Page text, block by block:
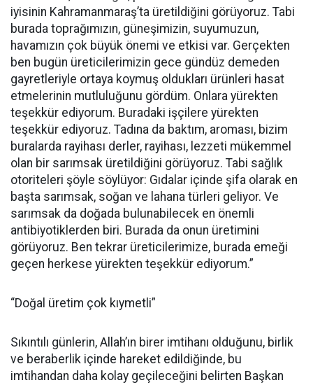
iyisinin Kahramanmaraş’ta üretildiğini görüyoruz. Tabi
burada toprağımızın, güneşimizin, suyumuzun,
havamızın çok büyük önemi ve etkisi var. Gerçekten
ben bugün üreticilerimizin gece gündüz demeden
gayretleriyle ortaya koymuş oldukları ürünleri hasat
etmelerinin mutluluğunu gördüm. Onlara yürekten
teşekkür ediyorum. Buradaki işçilere yürekten
teşekkür ediyoruz. Tadına da baktım, aroması, bizim
buralarda rayihası derler, rayihası, lezzeti mükemmel
olan bir sarımsak üretildiğini görüyoruz. Tabi sağlık
otoriteleri şöyle söylüyor: Gıdalar içinde şifa olarak en
başta sarımsak, soğan ve lahana türleri geliyor. Ve
sarımsak da doğada bulunabilecek en önemli
antibiyotiklerden biri. Burada da onun üretimini
görüyoruz. Ben tekrar üreticilerimize, burada emeği
geçen herkese yürekten teşekkür ediyorum.”
“Doğal üretim çok kıymetli”
Sıkıntılı günlerin, Allah’ın birer imtihanı olduğunu, birlik
ve beraberlik içinde hareket edildiğinde, bu
imtihandan daha kolay geçileceğini belirten Başkan